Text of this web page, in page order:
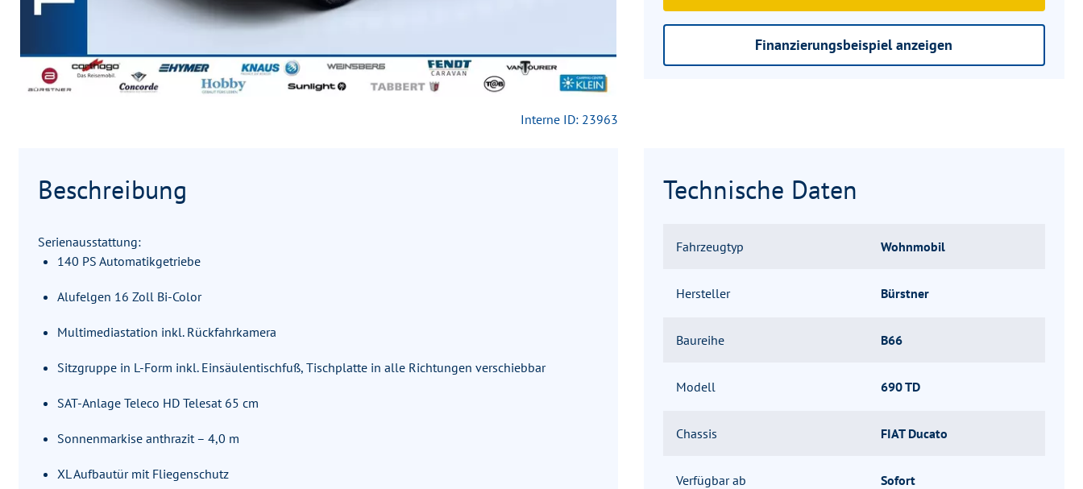
Interne ID: 23963
Finanzierungsbeispiel anzeigen
Beschreibung
Serienausstattung:
140 PS Automatikgetriebe
Alufelgen 16 Zoll Bi-Color
Multimediastation inkl. Rückfahrkamera
Sitzgruppe in L-Form inkl. Einsäulentischfuß, Tischplatte in alle Richtungen verschiebbar
SAT-Anlage Teleco HD Telesat 65 cm
Sonnenmarkise anthrazit – 4,0 m
XL Aufbautür mit Fliegenschutz
Technische Daten
Fahrzeugtyp Wohnmobil
Hersteller Bürstner
Baureihe B66
Modell 690 TD
Chassis FIAT Ducato
Verfügbar ab Sofort